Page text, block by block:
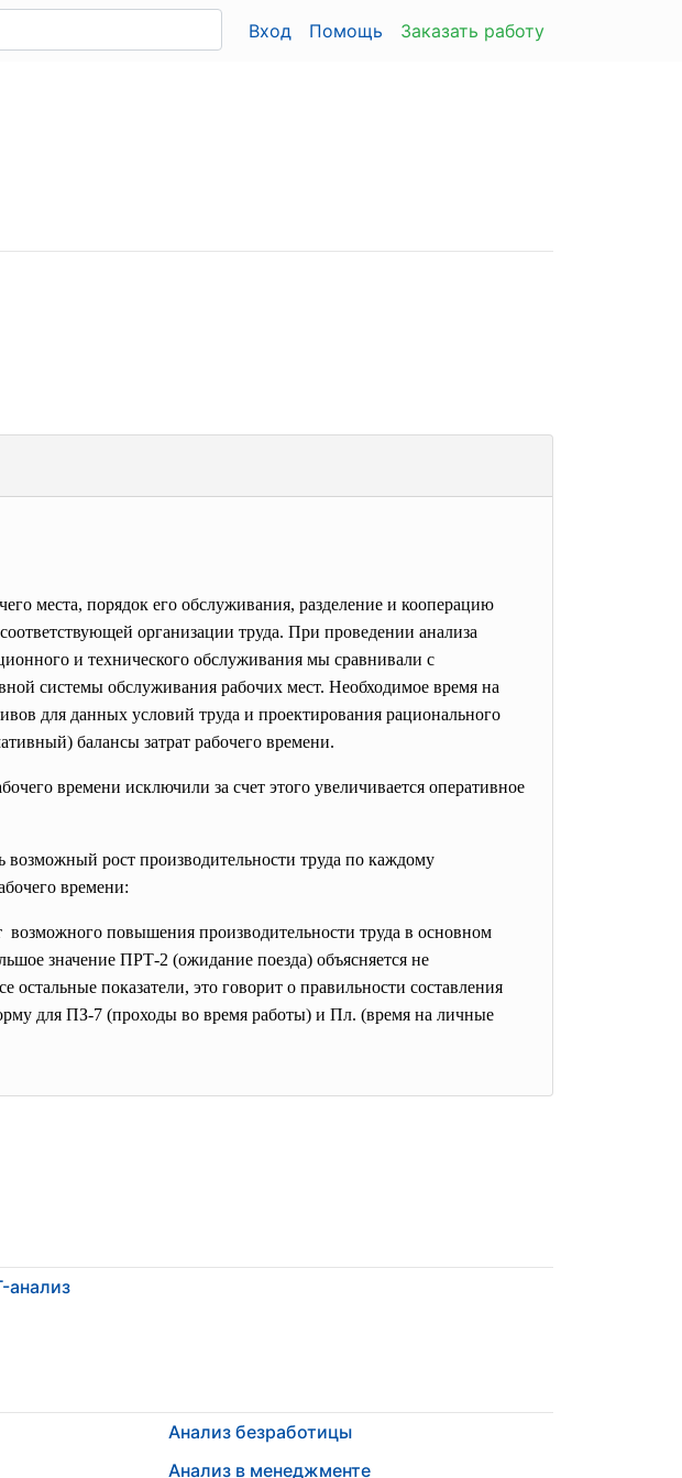
Вход Помощь Заказать работу
места, порядок его обслуживания, разделение и кооперацию
организации труда. При проведении анализа
и технического обслуживания мы сравнивали с
системы обслуживания рабочих мест. Необходимое время на
для данных условий труда и проектирования рационального
балансы затрат рабочего времени.
времени исключили за счет этого увеличивается оперативное
возможный рост производительности труда по каждому
времени:
повышения производительности труда в основном
значение ПРТ-2 (ожидание поезда) объясняется не
показатели, это говорит о правильности составления
для ПЗ-7 (проходы во время работы) и Пл. (время на личные
анализ
Анализ безработицы
Анализ в менеджменте